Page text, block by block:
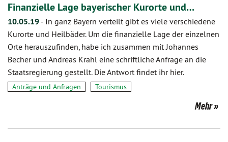
Finanzielle Lage bayerischer Kurorte und…
10.05.19 - In ganz Bayern verteilt gibt es viele verschiedene
Kurorte und Heilbäder. Um die finanzielle Lage der einzelnen
Orte herauszufinden, habe ich zusammen mit Johannes
Becher und Andreas Krahl eine schriftliche Anfrage an die
Staatsregierung gestellt. Die Antwort findet ihr hier.
Anträge und Anfragen Tourismus
Mehr